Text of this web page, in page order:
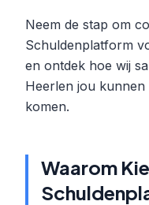
Neem de stap om
Schuldenplatform
en ontdek hoe wij
Heerlen jou
komen.
Waarom